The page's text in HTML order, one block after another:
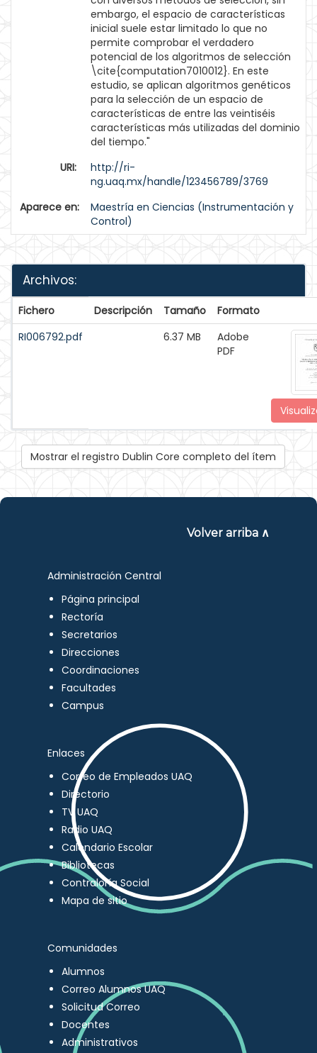
embargo, el espacio de características
inicial suele estar limitado lo que no
permite comprobar el verdadero
potencial de los algoritmos de selección
\cite{computation7010012}. En este
estudio, se aplican algoritmos genéticos
para la selección de un espacio de
características de entre las veintiséis
características más utilizadas del dominio
del tiempo."
URI:
http://ri-
ng.uaq.mx/handle/123456789/3769
Aparece en:
Maestría en Ciencias (Instrumentación y
Control)
Archivos:
Fichero Descripción Tamaño
Formato
RI006792.pdf
6.37 MB
Adobe
PDF
Mostrar el registro Dublin Core completo del ítem
Volver arriba ∧
Administración Central
Página principal
Rectoría
Secretarios
Direcciones
Coordinaciones
Facultades
Campus
Enlaces
Correo de Empleados UAQ
Directorio
TV UAQ
Radio UAQ
Calendario Escolar
Bibliotecas
Contraloría Social
Mapa de sitio
Comunidades
Alumnos
Correo Alumnos UAQ
Solicitud Correo
Docentes
Administrativos